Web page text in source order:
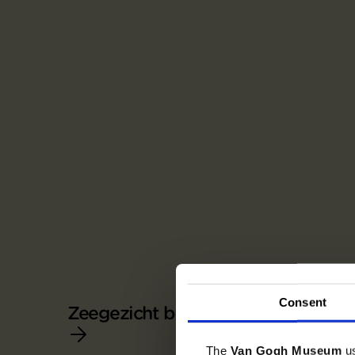
Consent
The Van Gogh Museum
Zeegezicht bij Scheveningen